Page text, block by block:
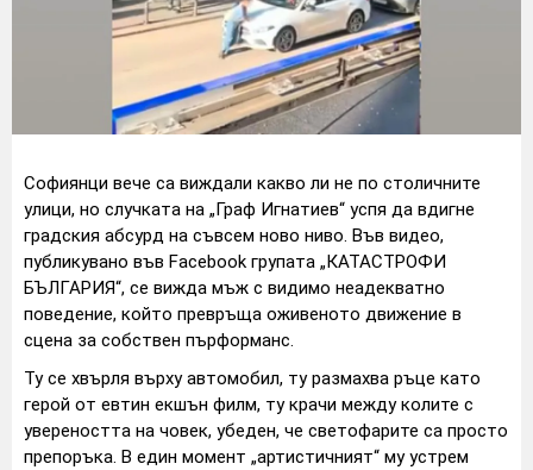
Софиянци вече са виждали какво ли не по столичните
улици, но случката на „Граф Игнатиев“ успя да вдигне
градския абсурд на съвсем ново ниво. Във видео,
публикувано във Facebook групата „КАТАСТРОФИ
БЪЛГАРИЯ“, се вижда мъж с видимо неадекватно
поведение, който превръща оживеното движение в
сцена за собствен пърформанс.
Ту се хвърля върху автомобил, ту размахва ръце като
герой от евтин екшън филм, ту крачи между колите с
увереността на човек, убеден, че светофарите са просто
препоръка. В един момент „артистичният“ му устрем